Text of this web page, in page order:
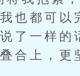
也都可以
了一样的
合上，更